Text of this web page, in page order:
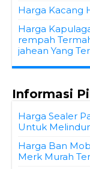
Harga Kacang
Harga
rempah
jahean Yang
Informasi
Harga Sealer
Untuk
Harga Ban
Merk Murah